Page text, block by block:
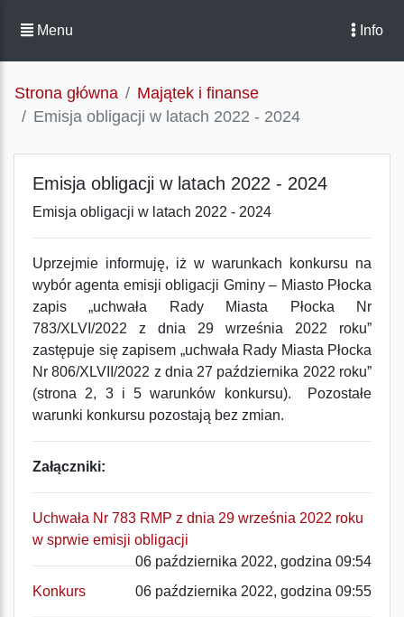
Menu Info
Strona główna
Majątek i finanse
Emisja obligacji w latach 2022 - 2024
Emisja obligacji w latach 2022 - 2024
Emisja obligacji w latach 2022 - 2024
Uprzejmie informuję, iż w warunkach konkursu na
wybór agenta emisji obligacji Gminy – Miasto Płocka
zapis „uchwała Rady Miasta Płocka Nr
783/XLVI/2022 z dnia 29 września 2022 roku”
zastępuje się zapisem „uchwała Rady Miasta Płocka
Nr 806/XLVII/2022 z dnia 27 października 2022 roku”
(strona 2, 3 i 5 warunków konkursu).
Pozostałe
warunki konkursu pozostają bez zmian.
Załączniki:
Uchwała Nr 783 RMP z dnia 29 września 2022 roku
w sprwie emisji obligacji
06 października 2022, godzina 09:54
Konkurs
06 października 2022, godzina 09:55